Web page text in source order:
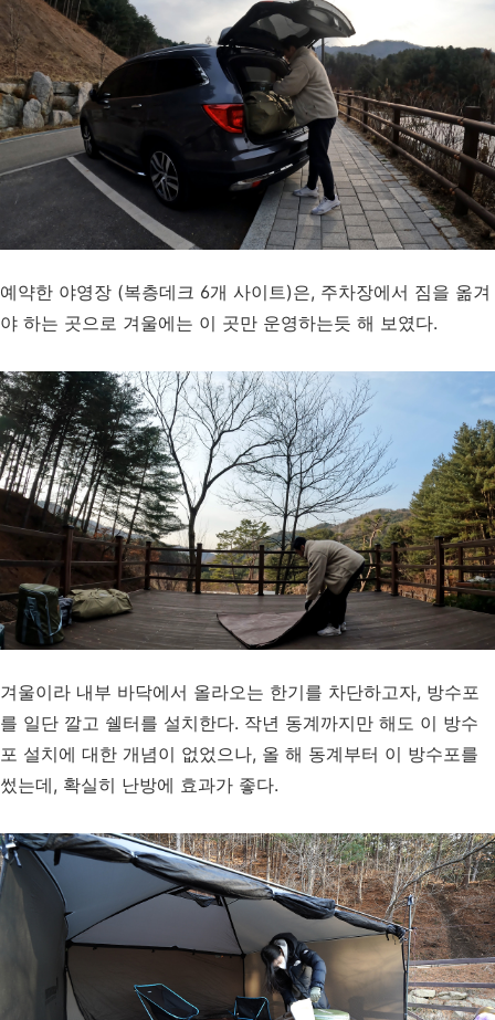
예약한 야영장 (복층데크 6개 사이트)은, 주차장에서 짐을 옮겨
야 하는 곳으로 겨울에는 이 곳만 운영하는듯 해 보였다.
겨울이라 내부 바닥에서 올라오는 한기를 차단하고자, 방수포
를 일단 깔고 쉘터를 설치한다. 작년 동계까지만 해도 이 방수
포 설치에 대한 개념이 없었으나, 올 해 동계부터 이 방수포를
썼는데, 확실히 난방에 효과가 좋다.